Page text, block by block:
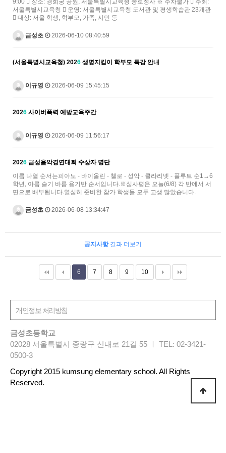
9:00  장소: 경희궁 공원, 서울특별시교육청 종로청사 ※ 주차불가  주최:
서울특별시교육청  운영: 서울특별시교육청 도서관 및 평생학습관 23개관
 대상: 서울 학생, 학부모, 가족, 시민 등
금성초 2026-06-10 08:40:59
(서울특별시교육청) 2026 생명지킴이 학부모 특강 안내
이규영 2026-06-09 15:45:15
2026 사이버폭력 예방교육주간
이규영 2026-06-09 11:56:17
2026 금성음악경연대회 수상자 명단
이름 나열 순서는피아노 - 바이올린 - 첼로 - 성악 - 클라리넷 - 플루트 순1→6
학년, 아름 슬기 바름 용기반 순서입니다.※심사평은 오늘(6/8) 각 반에서 서
면으로 배부됩니다.열심히 준비한 참가 학생들 모두 고생 많았습니다.
금성초 2026-06-08 13:34:47
공지사항결과 더보기
6 7 8 9 10
금성초등학교
02028 서울특별시 중랑구 신내로 21길 55 ㅣ TEL: 02-3421-
0500-3
Copyright 2015 kumsung elementary school. All Rights
Reserved.